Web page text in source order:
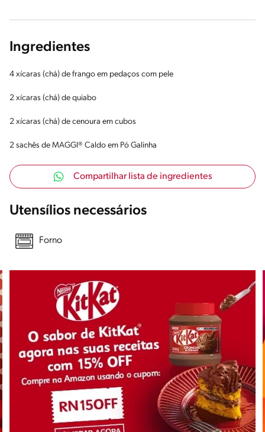
Ingredientes
4 xícaras (chá) de frango em pedaços com pele
2 xícaras (chá) de quiabo
2 xícaras (chá) de cenoura em cubos
2 sachês de MAGGI® Caldo em Pó Galinha
Compartilhar lista de ingredientes
Utensílios necessários
Forno